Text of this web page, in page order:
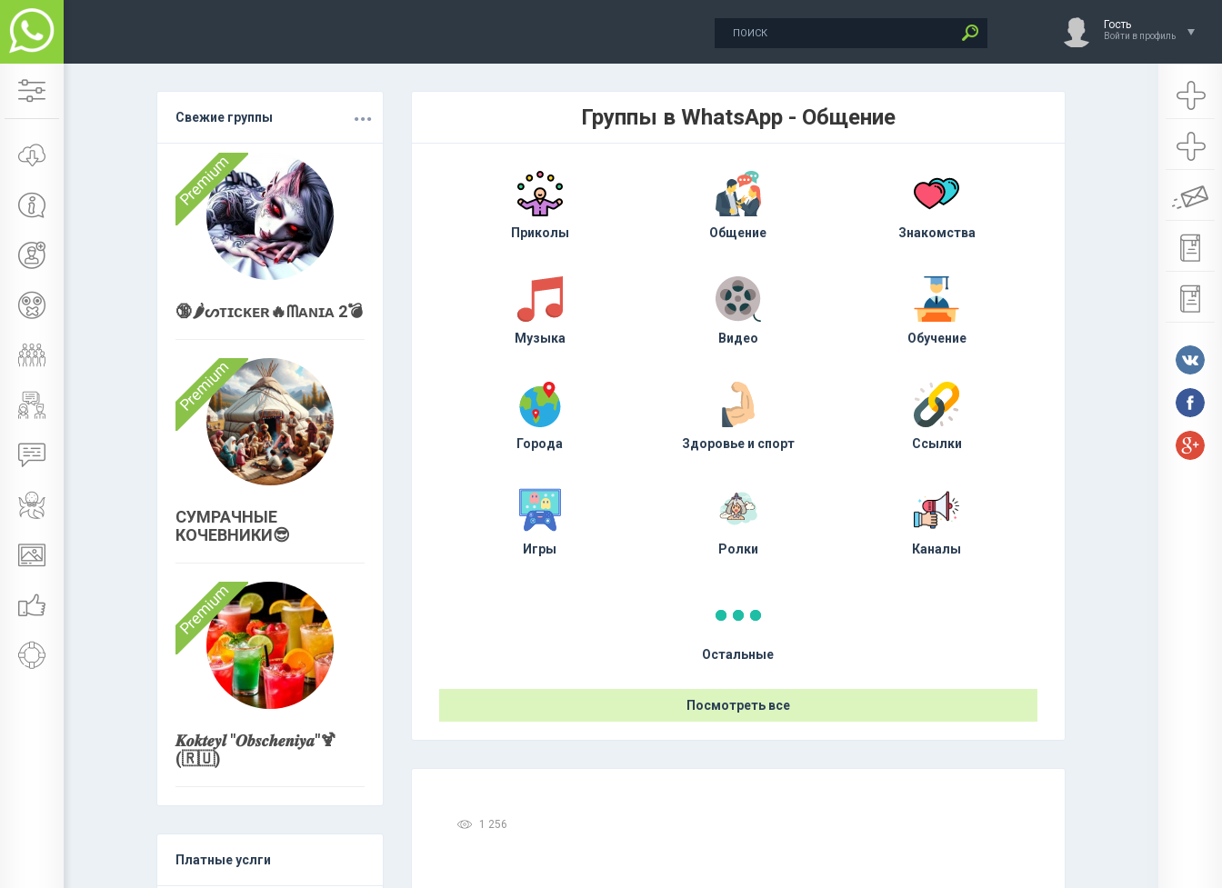
Гость
Войти в профиль
Свежие группы ...
Premium
🔞🌶️ᔕᴛɪᴄᴋᴇʀ🔥ᗰᴀɴɪᴀ 2💣
Premium
СУМРАЧНЫЕ
КОЧЕВНИКИ😎
Premium
𝑲𝒐𝒌𝒕𝒆𝒚𝒍 "𝑶𝒃𝒔𝒄𝒉𝒆𝒏𝒊𝒚𝒂"🍹
(🇷🇺)
Платные услги
Группы в WhatsApp - Общение
Приколы Общение Знакомства
Музыка Видео Обучение
Города Здоровье и спорт Ссылки
Игры Ролки Каналы
Остальные
Посмотреть все
1 256